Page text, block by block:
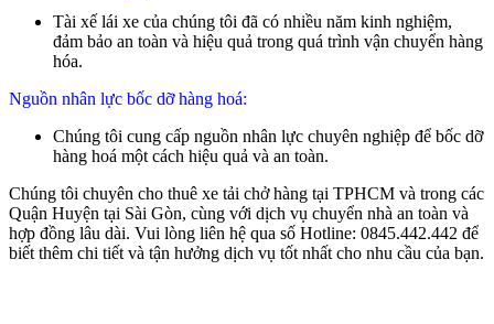
Tài xế lái xe của chúng tôi đã có nhiều năm kinh nghiệm,
đảm bảo an toàn và hiệu quả trong quá trình vận chuyển hàng
hóa.
Nguồn nhân lực bốc dỡ hàng hoá:
Chúng tôi cung cấp nguồn nhân lực chuyên nghiệp để bốc dỡ
hàng hoá một cách hiệu quả và an toàn.
Chúng tôi chuyên cho thuê xe tải chở hàng tại TPHCM và trong các
Quận Huyện tại Sài Gòn, cùng với dịch vụ chuyển nhà an toàn và
hợp đồng lâu dài. Vui lòng liên hệ qua số Hotline: 0845.442.442 để
biết thêm chi tiết và tận hưởng dịch vụ tốt nhất cho nhu cầu của bạn.